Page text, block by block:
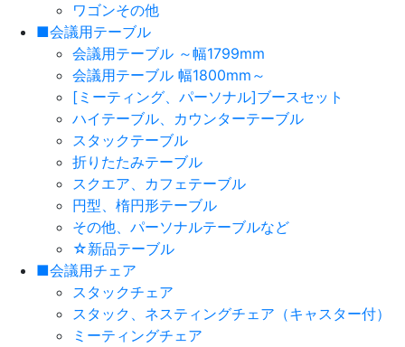
ワゴンその他
■会議用テーブル
会議用テーブル ～幅1799mm
会議用テーブル 幅1800mm～
[ミーティング、パーソナル]ブースセット
ハイテーブル、カウンターテーブル
スタックテーブル
折りたたみテーブル
スクエア、カフェテーブル
円型、楕円形テーブル
その他、パーソナルテーブルなど
☆新品テーブル
■会議用チェア
スタックチェア
スタック、ネスティングチェア（キャスター付）
ミーティングチェア